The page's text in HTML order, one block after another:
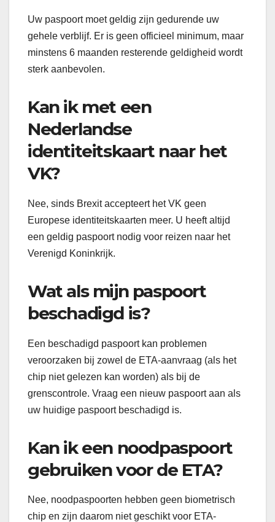
Uw paspoort moet geldig zijn gedurende uw
gehele verblijf. Er is geen officieel minimum, maar
minstens 6 maanden resterende geldigheid wordt
sterk aanbevolen.
Kan ik met een
Nederlandse
identiteitskaart naar het
VK?
Nee, sinds Brexit accepteert het VK geen
Europese identiteitskaarten meer. U heeft altijd
een geldig paspoort nodig voor reizen naar het
Verenigd Koninkrijk.
Wat als mijn paspoort
beschadigd is?
Een beschadigd paspoort kan problemen
veroorzaken bij zowel de ETA-aanvraag (als het
chip niet gelezen kan worden) als bij de
grenscontrole. Vraag een nieuw paspoort aan als
uw huidige paspoort beschadigd is.
Kan ik een noodpaspoort
gebruiken voor de ETA?
Nee, noodpaspoorten hebben geen biometrisch
chip en zijn daarom niet geschikt voor ETA-